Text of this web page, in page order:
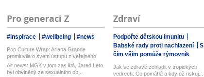
Pro generaci Z
#inspirace #wellbeing #news
Pop Culture Wrap: Ariana Grande
promluvila o svém ústupu z veřejného
ž...
Alt news: MGK v tom zas lítá, Jared Leto
byl obviněný ze sexuálního ob...
Zdraví
Podpořte dětskou imunitu
Babské rady proti nachlazení
S
čím vším pomůže rýmovník
Jak se zdravě zchladit v tropických
vedrech: Co pomáhá a kdy už riskuj...